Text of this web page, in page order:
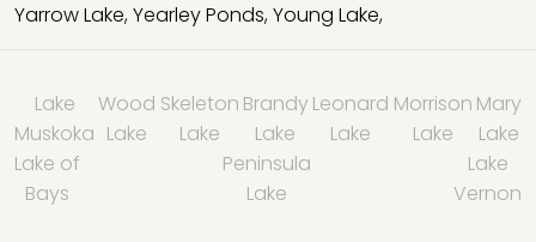
Yarrow Lake,Yearley Ponds,Young Lake,
Lake
Muskoka
Wood
Lake
Skeleton
Lake
Brandy
Lake
Leonard
Lake
Morrison
Lake
Mary
Lake
Lake of
Bays
Peninsula
Lake
Lake
Vernon